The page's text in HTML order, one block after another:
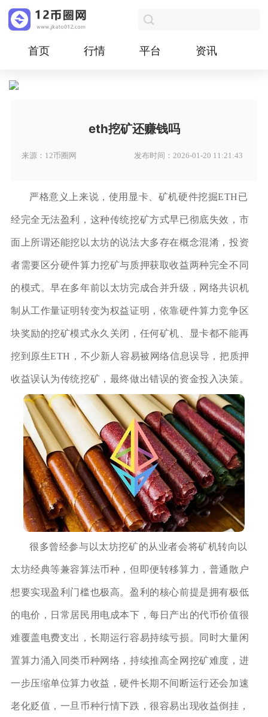
首页 行情 平台 资讯
eth挖矿还赚钱吗
来源：12币圈网 发布时间：2026-01-20 11:21:43
严格意义上来说，使用显卡、矿机硬件挖掘ETH已
经完全无法盈利，这种传统挖矿方式早已彻底失效，市
面上所谓还能挖以太坊的说法大多存在概念混淆，投资
者需要区分硬件算力挖矿与质押获取收益两种完全不同
的模式。早在多年前以太坊完成合并升级，网络共识机
制从工作量证明转变为权益证明，依靠硬件算力竞争区
块奖励的挖矿模式永久关闭，任何矿机、显卡都不能再
挖到原生ETH，不少新人容易被网络信息误导，把质押
收益误认为传统挖矿，最终做出错误的资金投入决策。
很多曾经参与以太坊挖矿的从业者会将矿机转向以
太坊经典等兼容算法币种，但即便转移算力，普通散户
想要实现盈利门槛也极高。盈利的核心前提是拥有极低
的电价，日常居民用电成本下，每日产出的代币价值很
难覆盖电费支出，长期运行容易持续亏损。同时大量闲
置算力涌入同类币种网络，持续推高全网挖矿难度，进
一步压缩单位算力收益，硬件长期不间断运行还会加速
老化贬值，一旦币种行情下跌，很容易出现收益倒挂，